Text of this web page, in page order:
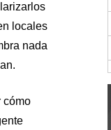
locales
nada
cómo